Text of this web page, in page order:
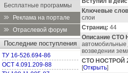
Бесплатные программы
Реклама на портале
Отраслевой форум
Последние поступления
ТУ 16-526.694-86
ОСТ 4.091.209-88
Ключевые
слои
Страниц: 44
Описание СТО
автомобильные
возведении
СТО НОСТРОЙ
[Открыть]